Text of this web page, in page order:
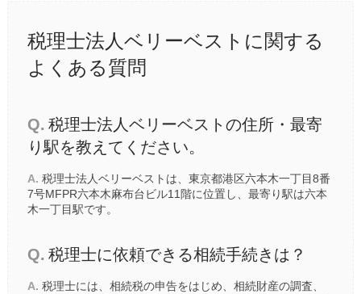
税理士法人ベリーベストに関する
よくある質問
Q. 税理士法人ベリーベストの住所・最寄
り駅を教えてください。
A. 税理士法人ベリーベストは、東京都港区六本木一丁目8番
7号MFPR六本木麻布台ビル11階に位置し、最寄り駅は六本
木一丁目駅です。
Q. 税理士に依頼できる相続手続きは？
A. 税理士には、相続税の申告をはじめ、相続財産の調査、